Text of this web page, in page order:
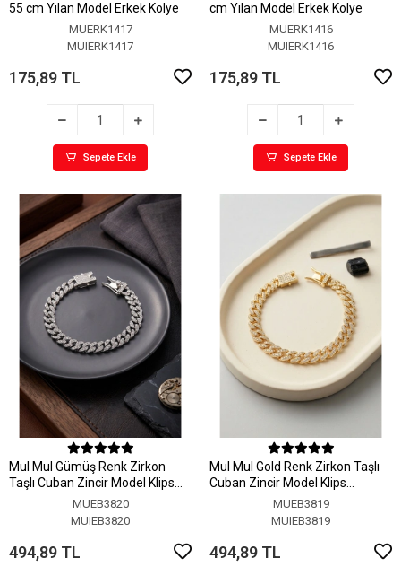
55 cm Yılan Model Erkek Kolye
MUERK1417
MUIERK1417
175,89 TL
Sepete Ekle
cm Yılan Model Erkek Kolye
MUERK1416
MUIERK1416
175,89 TL
Sepete Ekle
MuI MuI Gümüş Renk Zirkon
Taşlı Cuban Zincir Model Klips
Kapamalı Erkek Bileklik
MUEB3820
MUIEB3820
494,89 TL
MuI MuI Gold Renk Zirkon Taşlı
Cuban Zincir Model Klips
Kapamalı Erkek Bileklik
MUEB3819
MUIEB3819
494,89 TL